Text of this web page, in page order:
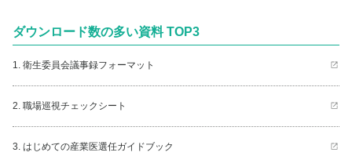
ダウンロード数の多い資料 TOP3
1. 衛生委員会議事録フォーマット
2. 職場巡視チェックシート
3. はじめての産業医選任ガイドブック